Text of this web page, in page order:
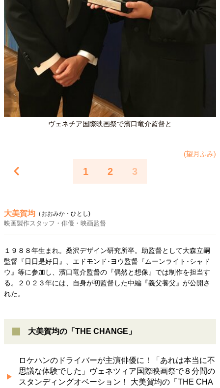
ヴェネチア国際映画祭で濱口竜介監督と
(望月ふみ)
1 2 3
大美賀均 （おおみか・ひとし)
映画製作スタッフ・俳優・映画監督
１９８８年生まれ。桑沢デザイン研究所卒。助監督として大森立嗣
監督『日日是好日』、エドモンド･ヨウ監督『ムーンライト･シャド
ウ』等に参加し、濱口竜介監督の『偶然と想像』では制作を担当す
る。２０２３年には、自身が初監督した中編『義父養父』が公開さ
れた。
大美賀均の「THE CHANGE」
ロケハンのドライバーが主演俳優に！「あれは本当に不
思議な体験でした」ヴェネツィア国際映画祭で８分間の
スタンディングオベーション！ 大美賀均の「THE CHA